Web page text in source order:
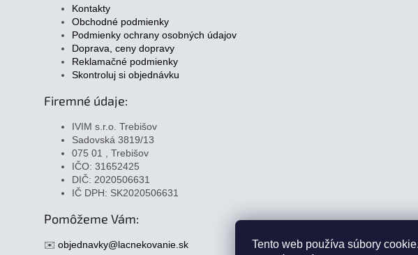
Tento web používa súbory
Kontakty
Obchodné podmienky
Podmienky ochrany osobných údajov
Doprava, ceny dopravy
Reklamačné podmienky
Skontroluj si objednávku
Firemné údaje:
IVIM s.r.o. Trebišov
Sadovská 3819/13
075 01 , Trebišov
IČO: 31652425
DIČ: 2020506631
IČ DPH: SK2020506631
Pomôžeme Vám:
✉️ objednavky@lacnekovanie.sk